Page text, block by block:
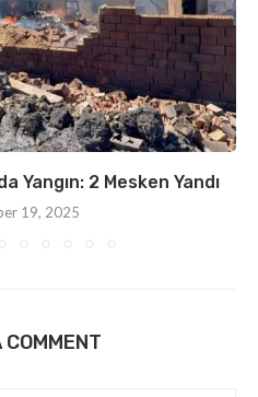
Yangın: 2 Mesken Yandı
19, 2025
COMMENT